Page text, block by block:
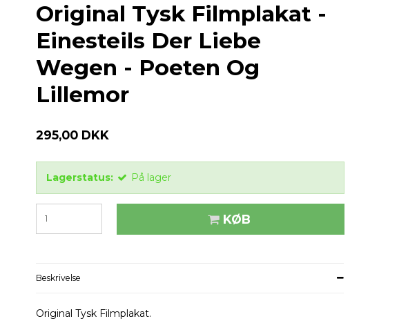
Original Tysk Filmplakat -
Einesteils Der Liebe
Wegen - Poeten Og
Lillemor
295,00 DKK
Lagerstatus: På lager
KØB
Beskrivelse
Original Tysk Filmplakat.